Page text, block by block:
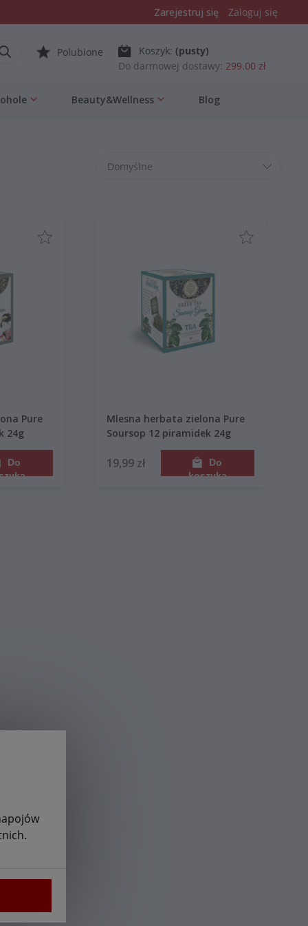
Zarejestruj się Zaloguj się
Polubione Koszyk: (pusty)
Do darmowej dostawy: 299.00 zł
Beauty&Wellness Blog
Pure
24g
Do
Mlesna herbata zielona Pure
Soursop 12 piramidek 24g
19,99 zł
Do
koszyka